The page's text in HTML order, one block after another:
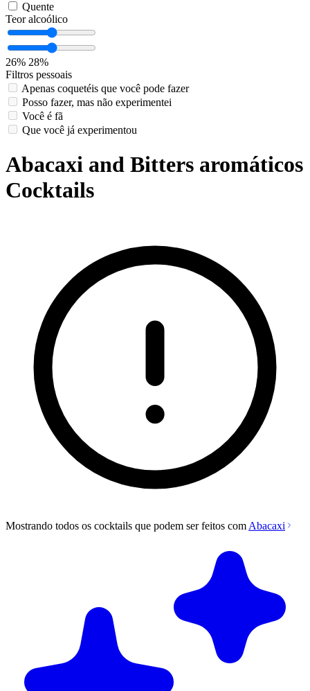
Quente
Teor alcoólico
26% 28%
Filtros pessoais
Apenas coquetéis que você pode fazer
Posso fazer, mas não experimentei
Você é fã
Que você já experimentou
Abacaxi and Bitters aromáticos
Cocktails
Mostrando todos os cocktails que podem ser feitos com Abacaxi